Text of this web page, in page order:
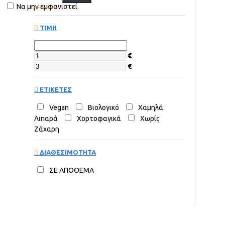
Να μην εμφανιστεί.
ΤΙΜΗ
€
€
ΕΤΙΚΕΤΕΣ
Vegan Βιολογικό
Χαμηλά
Λιπαρά
Χορτοφαγικά
Χωρίς
Ζάχαρη
ΔΙΑΘΕΣΙΜΟΤΗΤΑ
ΣΕ ΑΠΟΘΕΜΑ